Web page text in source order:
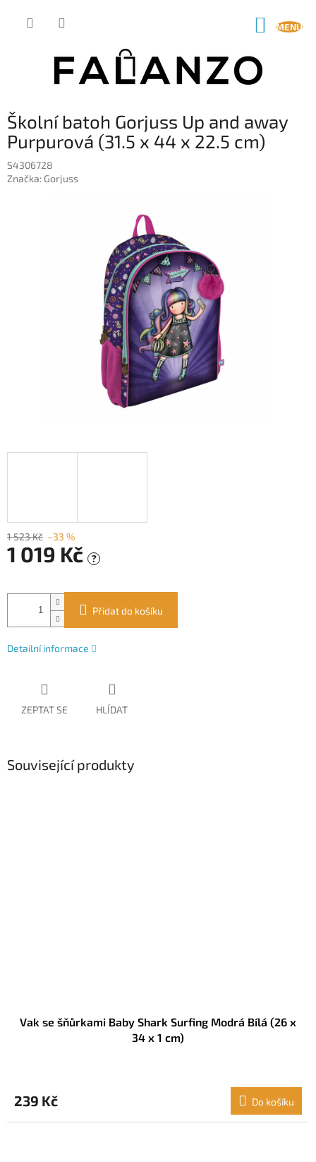
Školní batoh Gorjuss Up and away
Purpurová (31.5 x 44 x 22.5 cm)
S4306728
Značka: Gorjuss
1 523 Kč –33 %
1 019 Kč ?
cena:
Přidat do košíku
Detailní informace
ZEPTAT SE HLÍDAT
Související produkty
Vak se šňůrkami Baby Shark Surfing Modrá Bílá (26 x
34 x 1 cm)
239 Kč Do košíku